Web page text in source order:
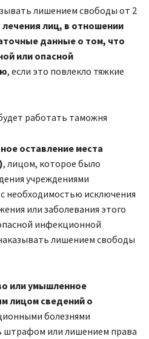
лишением свободы от 2
лечения лиц, в отношении
данные о том, что
или опасной
, если это повлекло тяжкие
работать таможня
оставление места
, лицом, которое было
учреждениями
необходимостью исключения
или заболевания этого
инфекционной
лишением свободы
или умышленное
лицом сведений о
болезнями
штрафом или лишением права